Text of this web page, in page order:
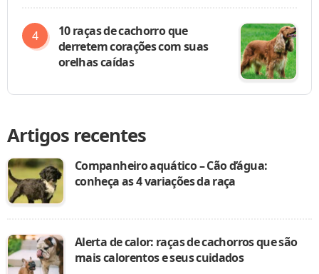
10 raças de cachorro que
derretem corações com suas
orelhas caídas
Artigos recentes
Companheiro aquático – Cão d’água:
conheça as 4 variações da raça
Alerta de calor: raças de cachorros que são
mais calorentos e seus cuidados